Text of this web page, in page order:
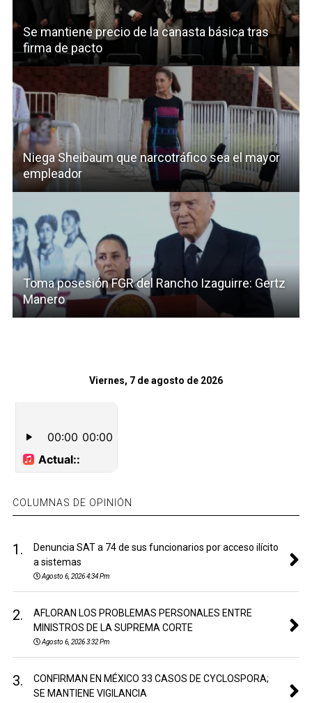
Se mantiene precio de la canasta básica tras
firma de pacto
Niega Sheibaum que narcotráfico sea el mayor
empleador
Toma posesión FGR del Rancho Izaguirre: Gertz
Manero
Viernes, 7 de agosto de 2026
COLUMNAS DE OPINIÓN
1.
Denuncia SAT a 74 de sus funcionarios por acceso ilícito
a sistemas
Agosto 6, 2026 4:34 Pm
2.
AFLORAN LOS PROBLEMAS PERSONALES ENTRE
MINISTROS DE LA SUPREMA CORTE
Agosto 6, 2026 3:32 Pm
3.
CONFIRMAN EN MÉXICO 33 CASOS DE CYCLOSPORA;
SE MANTIENE VIGILANCIA